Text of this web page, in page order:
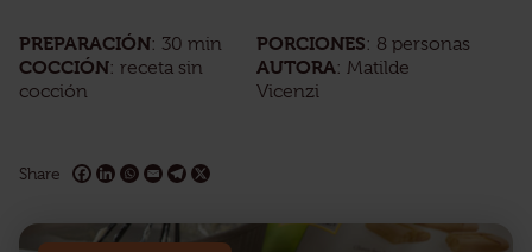
PREPARACIÓN: 30 min
COCCIÓN: receta sin
cocción
PORCIONES: 8 personas
AUTORA: Matilde
Vicenzi
Share